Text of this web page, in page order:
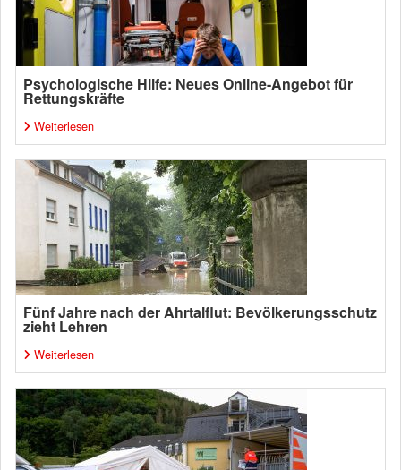
Psychologische Hilfe: Neues Online-Angebot für
Rettungskräfte
Weiterlesen
Fünf Jahre nach der Ahrtalflut: Bevölkerungsschutz
zieht Lehren
Weiterlesen